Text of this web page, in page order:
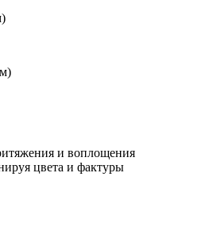
и воплощения
цвета и фактуры